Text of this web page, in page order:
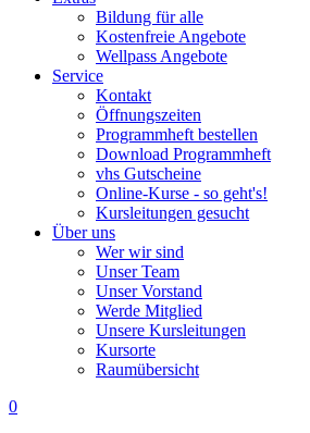
Bildung für alle
Kostenfreie Angebote
Wellpass Angebote
Service
Kontakt
Öffnungszeiten
Programmheft bestellen
Download Programmheft
vhs Gutscheine
Online-Kurse - so geht's!
Kursleitungen gesucht
Über uns
Wer wir sind
Unser Team
Unser Vorstand
Werde Mitglied
Unsere Kursleitungen
Kursorte
Raumübersicht
0